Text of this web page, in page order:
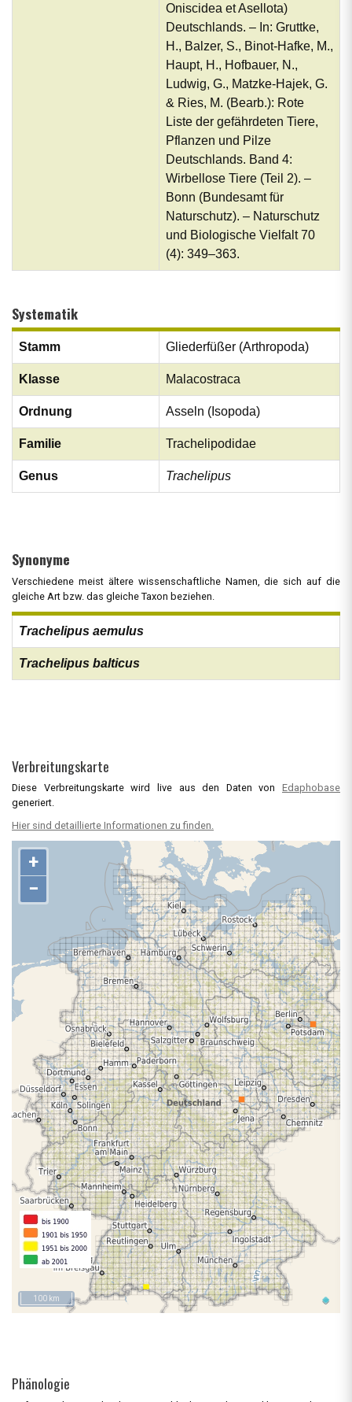
Oniscidea et Asellota)
Deutschlands. – In: Gruttke,
H., Balzer, S., Binot-Hafke, M.,
Haupt, H., Hofbauer, N.,
Ludwig, G., Matzke-Hajek, G.
& Ries, M. (Bearb.): Rote
Liste der gefährdeten Tiere,
Pflanzen und Pilze
Deutschlands. Band 4:
Wirbellose Tiere (Teil 2). –
Bonn (Bundesamt für
Naturschutz). – Naturschutz
und Biologische Vielfalt 70
(4): 349–363.
Systematik
Stamm Gliederfüßer (Arthropoda)
Klasse Malacostraca
Ordnung Asseln (Isopoda)
Familie Trachelipodidae
Genus Trachelipus
Synonyme
Verschiedene meist ältere wissenschaftliche Namen, die sich auf die
gleiche Art bzw. das gleiche Taxon beziehen.
Trachelipus aemulus
Trachelipus balticus
Verbreitungskarte
Diese Verbreitungskarte wird live aus den Daten von Edaphobase
generiert.
Hier sind detaillierte Informationen zu finden.
+
−
100 km
Phänologie